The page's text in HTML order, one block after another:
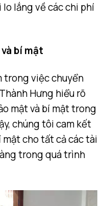
lắng về các chi phí
bí mật
trong việc chuyển
Hưng hiểu rõ
mật và bí mật trong
chúng tôi cam kết
mật cho tất cả các tài
trong quá trình